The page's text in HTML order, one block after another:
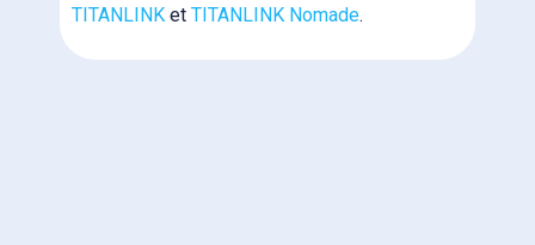
TITANLINK et TITANLINK Nomade.